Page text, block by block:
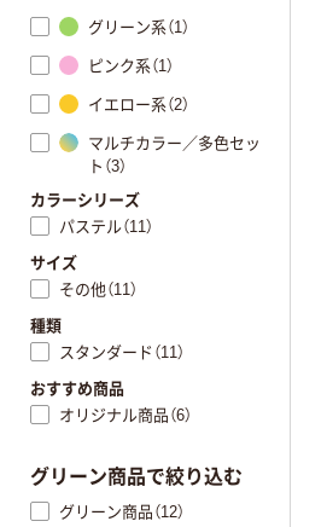
グリーン系（1）
ピンク系（1）
イエロー系（2）
マルチカラー／多色セッ
ト（3）
カラーシリーズ
パステル（11）
サイズ
その他（11）
種類
スタンダード（11）
おすすめ商品
オリジナル商品（6）
グリーン商品で絞り込む
グリーン商品（12）